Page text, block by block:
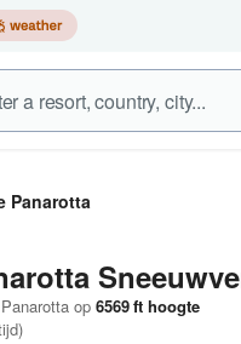
Panarotta
op 6569ft hoogte